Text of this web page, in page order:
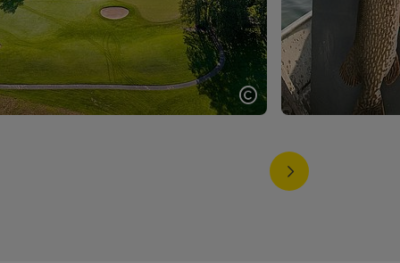
Copyright öffnen
nächstes Element